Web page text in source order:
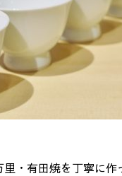
・有田焼を丁寧に作